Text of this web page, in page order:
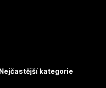
Nejčastější kategorie